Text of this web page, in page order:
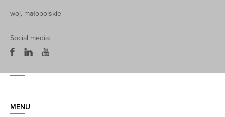
woj. małopolskie
Social media:
MENU